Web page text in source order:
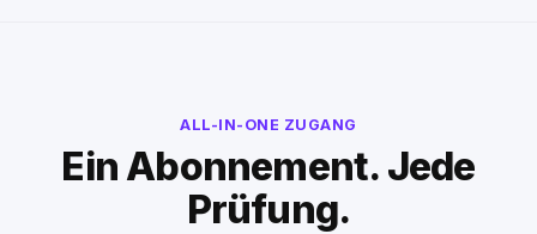
ALL-IN-ONE ZUGANG
Ein Abonnement. Jede
Prüfung.